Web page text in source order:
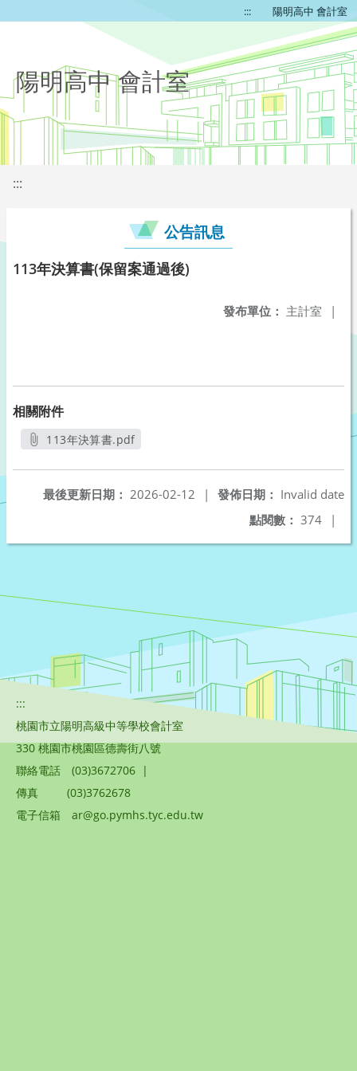
::: 陽明高中 會計室
陽明高中 會計室
:::
公告訊息
113年決算書(保留案通過後)
發布單位： 主計室 |
相關附件
113年決算書.pdf
發佈日期： Invalid date
最後更新日期： 2026-02-12
|
點閱數： 374 |
:::
桃園市立陽明高級中等學校會計室
330 桃園市桃園區德壽街八號
聯絡電話
(03)3672706 |
傳真
(03)3762678
電子信箱
ar@go.pymhs.tyc.edu.tw